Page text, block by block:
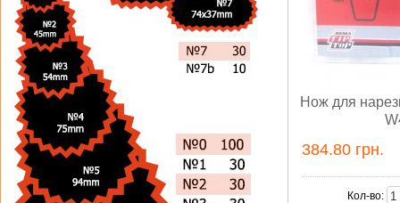
Нож для
384.80 грн.
Кол-во: